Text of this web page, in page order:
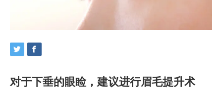
对于下垂的眼睑，建议进行眉毛提升术